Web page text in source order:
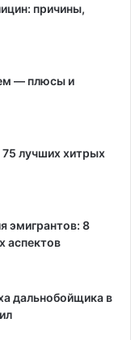
причины,
— плюсы и
лучших хитрых
эмигрантов: 8
аспектов
дальнобойщика в